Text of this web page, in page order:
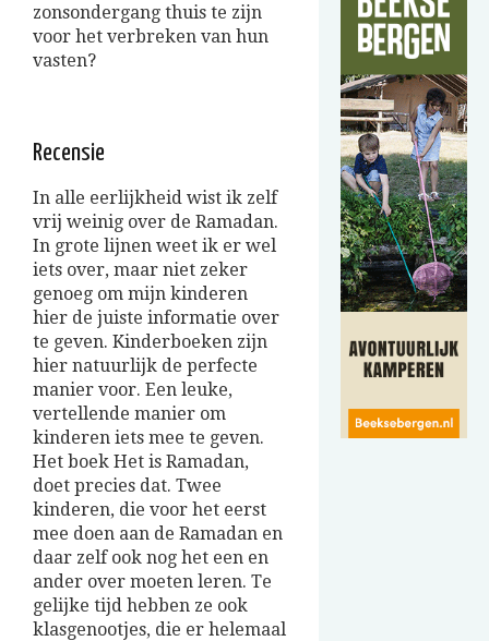
zonsondergang thuis te zijn
voor het verbreken van hun
vasten?
Recensie
In alle eerlijkheid wist ik zelf
vrij weinig over de Ramadan.
In grote lijnen weet ik er wel
iets over, maar niet zeker
genoeg om mijn kinderen
hier de juiste informatie over
te geven. Kinderboeken zijn
hier natuurlijk de perfecte
manier voor. Een leuke,
vertellende manier om
kinderen iets mee te geven.
Het boek Het is Ramadan,
doet precies dat. Twee
kinderen, die voor het eerst
mee doen aan de Ramadan en
daar zelf ook nog het een en
ander over moeten leren. Te
gelijke tijd hebben ze ook
klasgenootjes, die er helemaal